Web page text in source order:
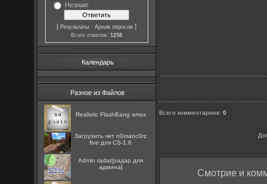
Незнаю
[Результаты ·Архив опросов ]
Всего ответов:1258
Календарь
Разное из Файлов
Realistic FlashBang amxx
Загрузить чит n0manc0rz
five для CS-1.6
Admin radar[радар для
админа]
Всего комментариев:0
Смотрие и